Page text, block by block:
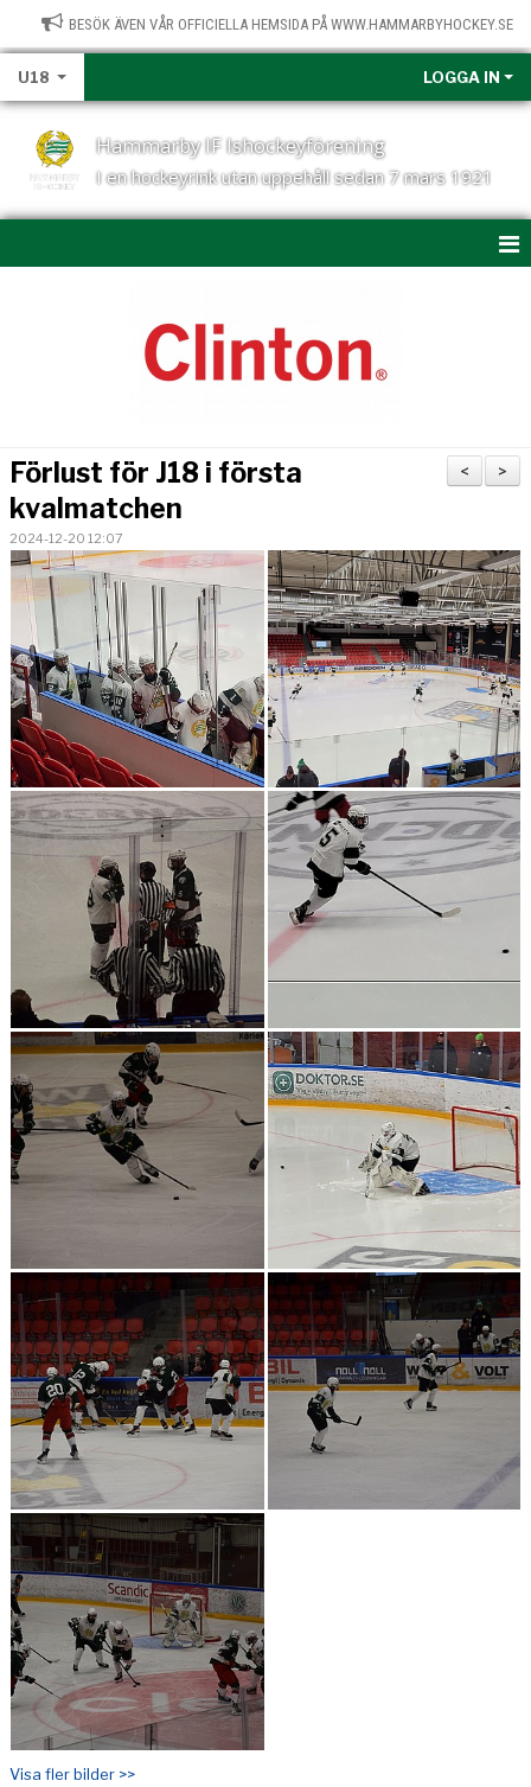
BESÖK ÄVEN VÅR OFFICIELLA HEMSIDA PÅ WWW.HAMMARBYHOCKEY.SE
U18 LOGGA IN
Hammarby IF Ishockeyförening
I en hockeyrink utan uppehåll sedan 7 mars 1921
U18-TRUPPEN
BILDGALLERI
KONTAKT
>
<
Förlust för J18 i första
kvalmatchen
2024-12-20 12:07
Visa fler bilder >>